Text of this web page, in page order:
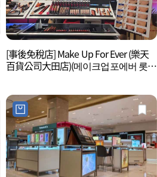
[事後免稅店] Make Up For Ever (樂天
百貨公司大田店)(메이크업포에버 롯데